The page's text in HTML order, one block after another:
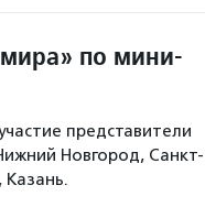
по мини-
представители
Новгород, Санкт-
Казань.